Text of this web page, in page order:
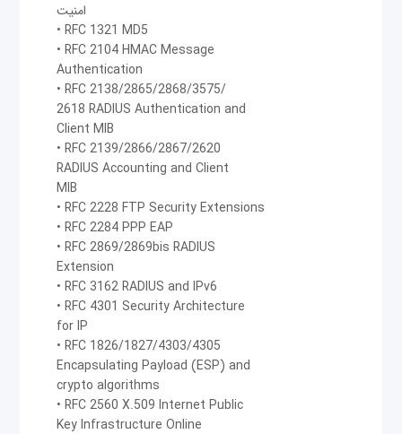
امنیت
• RFC 1321 MD5
• RFC 2104 HMAC Message
Authentication
• RFC 2138/2865/2868/3575/
2618 RADIUS Authentication and
Client MIB
• RFC 2139/2866/2867/2620
RADIUS Accounting and Client
MIB
• RFC 2228 FTP Security Extensions
• RFC 2284 PPP EAP
• RFC 2869/2869bis RADIUS
Extension
• RFC 3162 RADIUS and IPv6
• RFC 4301 Security Architecture
for IP
• RFC 1826/1827/4303/4305
Encapsulating Payload (ESP) and
crypto algorithms
• RFC 2560 X.509 Internet Public
Key Infrastructure Online